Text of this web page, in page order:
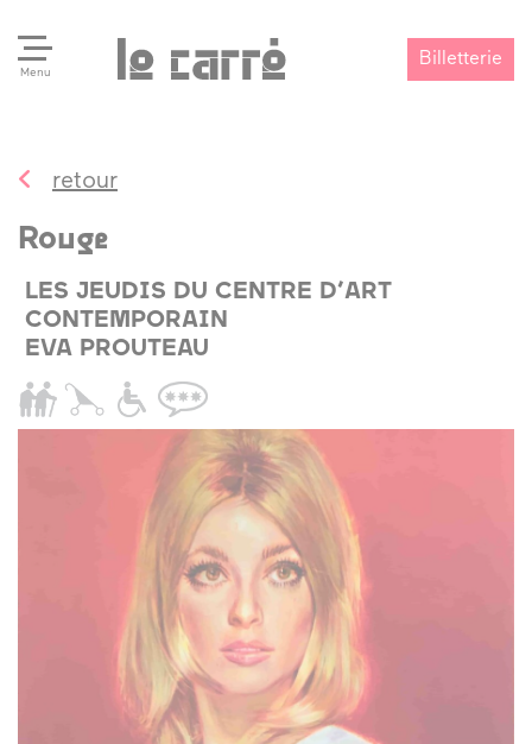
Menu
Billetterie
retour
Rouge
LES JEUDIS DU CENTRE D’ART
CONTEMPORAIN
EVA PROUTEAU